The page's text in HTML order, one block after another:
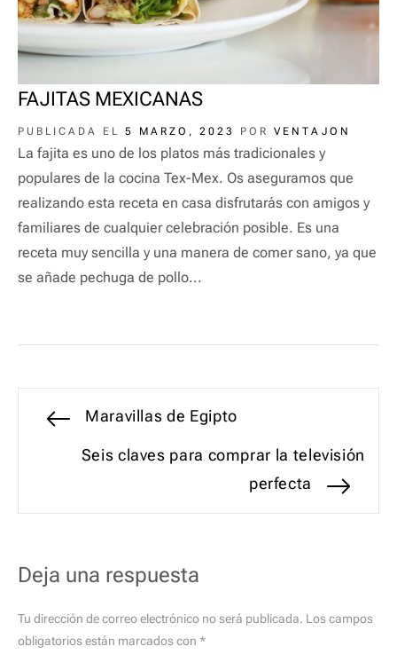
FAJITAS MEXICANAS
PUBLICADA EL 5 MARZO, 2023 POR VENTAJON
La fajita es uno de los platos más tradicionales y
populares de la cocina Tex-Mex. Os aseguramos que
realizando esta receta en casa disfrutarás con amigos y
familiares de cualquier celebración posible. Es una
receta muy sencilla y una manera de comer sano, ya que
se añade pechuga de pollo...
Navegación
Entrada
anterior:
Maravillas de Egipto
Entrada
Seis claves para comprar la televisión
perfecta
Deja una respuesta
Tu dirección de correo electrónico no será publicada. Los campos
obligatorios están marcados con *